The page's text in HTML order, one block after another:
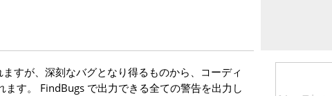
すが、深刻なバグとなり得るものから、コーディ
す。 FindBugs で出力できる全ての警告を出力し